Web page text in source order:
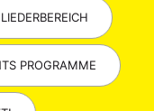
PROGRAMME